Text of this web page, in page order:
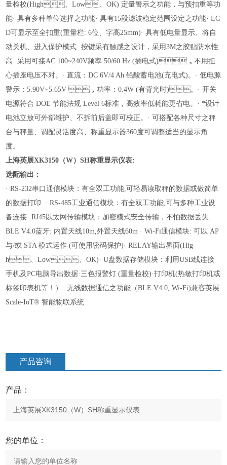
量检校(High、Low、OK) 定量警示之功能，与预扣重等功
能· 具有多种单位选择之功能· 具有15段滤波稳定范围设定之功能· LC
D可显示至全扣重(重量栏: 6位、字高25mm)· 具有低电量显示、将自
动关机、进入保护模式· 按键采有触感之设计，采用3M之胶贴防水性
高· 采用可接AC 100~240V频率 50/60 Hz (插电式)，不用担
心插座电压不对。 · 直流：DC 6V/4 Ah 铅酸蓄电池(充电式)。 · 低电源
警示：5.90V~5.65V ，功率：0.4W (有背光时)。 · 开关
电源符合 DOE 节能法规 Level 6标准，高效率低耗能更省电。 · *设计
电池立放可外部维护、不拆前后盖即可校正。 · 可搭配各种尺寸之秤
台与秤量、调配灵活度高、称重显示器360度可调整适当的显示角
度。
上海英展XK3150（W）SH称重显示仪表:
选配输出：
· RS-232串口通信模块：有全双工功能,可轻易读取秤的数据或做简单
的数据打印 · RS-485工业通信模块：有全双工功能,可与多种工业设
备连接· RJ45以太网传输模块：加密模式安全传输，不怕数据丢失. ·
BLE V4.0蓝牙: 内置天线10m,外置天线60m · Wi-Fi通信模块: 可以 AP
与/或 STA 模式运作 (可使用密码保护)· RELAY输出界面(Hig
h、Low、OK)· U盘数据存储模块：利用USB线连接
手机及PC电脑导出数据·三色报警灯 (重量检校)·打印机(热敏打印机或
标签印表机等！）
·无线数据通信之功能（BLE V4.0, Wi-Fi)兼容英展
Scale-IoT® 智能物联系统
产品咨询
产品：
您的单位：